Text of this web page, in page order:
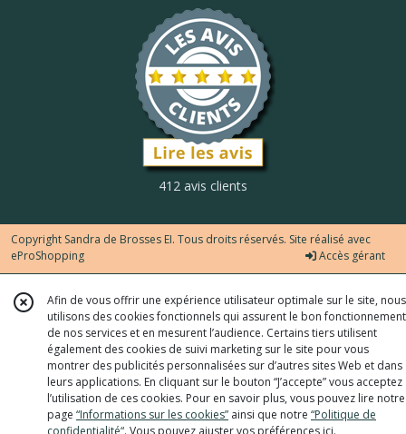
412 avis clients
Copyright Sandra de Brosses EI. Tous droits réservés. Site réalisé avec
eProShopping
Accès gérant
Afin de vous offrir une expérience utilisateur optimale sur le site, nous
utilisons des cookies fonctionnels qui assurent le bon fonctionnement
de nos services et en mesurent l’audience. Certains tiers utilisent
également des cookies de suivi marketing sur le site pour vous
montrer des publicités personnalisées sur d’autres sites Web et dans
leurs applications. En cliquant sur le bouton “J’accepte” vous acceptez
l’utilisation de ces cookies. Pour en savoir plus, vous pouvez lire notre
page “Informations sur les cookies” ainsi que notre “Politique de
confidentialité“. Vous pouvez ajuster vos préférences ici.